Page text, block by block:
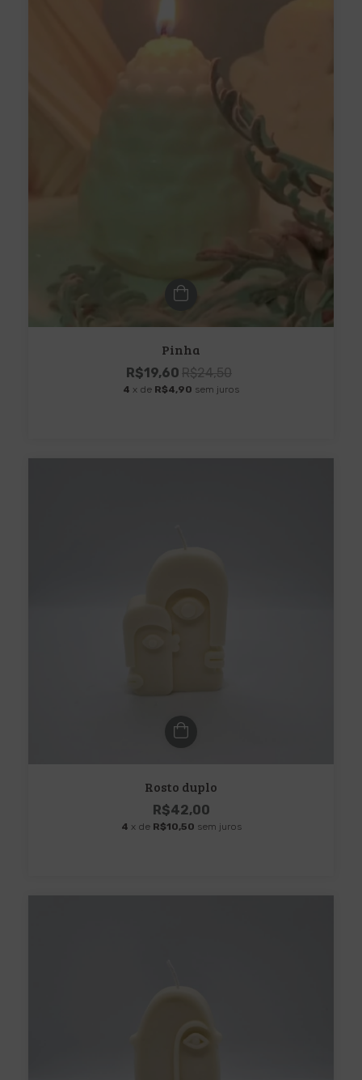
Pinha
R$19,60 R$24,50
4 x de R$4,90 sem juros
Rosto duplo
R$42,00
4 x de R$10,50 sem juros